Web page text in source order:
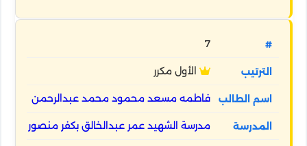
7
الأول مكرر
فاطمه مسعد محمود محمد عبدالرحمن
مدرسة الشهيد عمر عبدالخالق بكفر منصور